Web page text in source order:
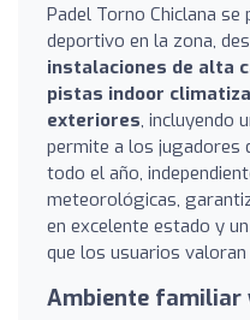
Padel Torno Chiclana
deportivo en la zona,
instalaciones de alta
pistas indoor
exteriores, incluyendo
permite a los jugadores
todo el año,
meteorológicas,
en excelente estado y un
que los usuarios
Ambiente familiar